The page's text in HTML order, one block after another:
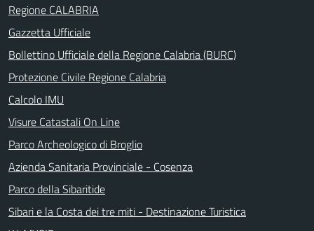
Regione CALABRIA
Gazzetta Ufficiale
Bollettino Ufficiale della Regione Calabria (BURC)
Protezione Civile Regione Calabria
Calcolo IMU
Visure Catastali On Line
Parco Archeologico di Broglio
Azienda Sanitaria Provinciale - Cosenza
Parco della Sibaritide
Sibari e la Costa dei tre miti - Destinazione Turistica